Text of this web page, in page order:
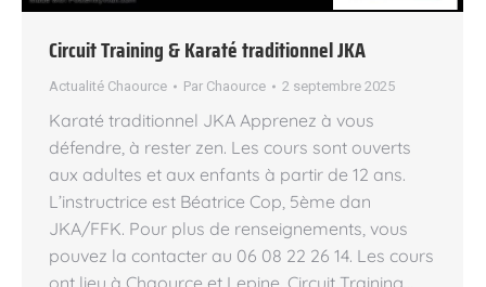
Circuit Training & Karaté traditionnel JKA
Actualité Chaource Par Chaource 2 septembre 2025
Karaté traditionnel JKA Apprenez à vous
défendre, à rester zen. Les cours sont ouverts
aux adultes et aux enfants à partir de 12 ans.
L’instructrice est Béatrice Cop, 5ème dan
JKA/FFK. Pour plus de renseignements, vous
pouvez la contacter au 06 08 22 26 14. Les cours
ont lieu à Chaource et Lepine. Circuit Training…